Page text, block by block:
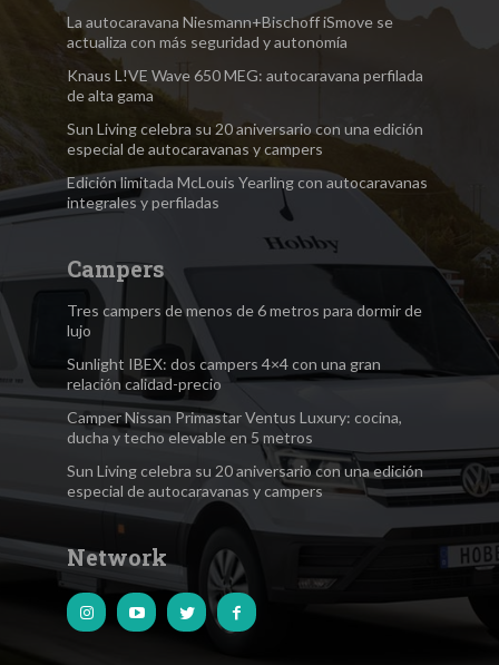
La autocaravana Niesmann+Bischoff iSmove se
actualiza con más seguridad y autonomía
Knaus L!VE Wave 650 MEG: autocaravana perfilada
de alta gama
Sun Living celebra su 20 aniversario con una edición
especial de autocaravanas y campers
Edición limitada McLouis Yearling con autocaravanas
integrales y perfiladas
Campers
Tres campers de menos de 6 metros para dormir de
lujo
Sunlight IBEX: dos campers 4×4 con una gran
relación calidad-precio
Camper Nissan Primastar Ventus Luxury: cocina,
ducha y techo elevable en 5 metros
Sun Living celebra su 20 aniversario con una edición
especial de autocaravanas y campers
Network